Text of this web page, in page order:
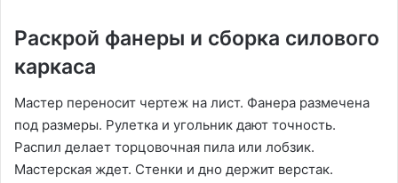
Раскрой фанеры и сборка силового
каркаса
Мастер переносит чертеж на лист. Фанера размечена
под размеры. Рулетка и угольник дают точность.
Распил делает торцовочная пила или лобзик.
Мастерская ждет. Стенки и дно держит верстак.